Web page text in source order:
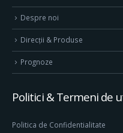
Despre noi
Direcţii & Produse
Prognoze
Politici & Termeni de
Politica de Confidentialitate